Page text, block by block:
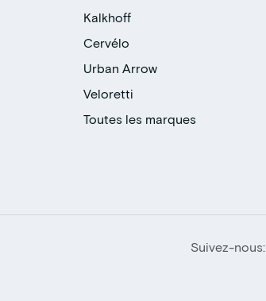
Kalkhoff
Cervélo
Urban Arrow
Veloretti
Toutes les marques
Suivez-nous: